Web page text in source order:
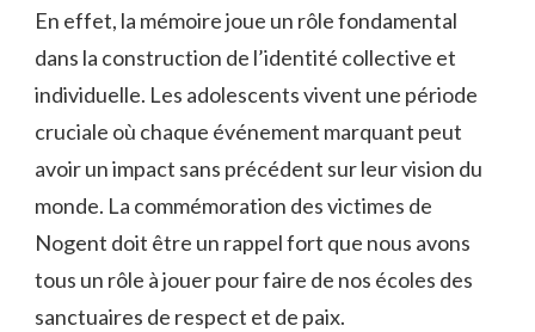
En effet, la mémoire joue un rôle fondamental
dans la construction de l’identité collective et
individuelle. Les adolescents vivent une période
cruciale où chaque événement marquant peut
avoir un impact sans précédent sur leur vision du
monde. La commémoration des victimes de
Nogent doit être un rappel fort que nous avons
tous un rôle à jouer pour faire de nos écoles des
sanctuaires de respect et de paix.